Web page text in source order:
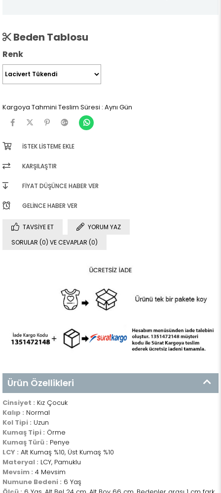
Beden Tablosu
Renk
Kargoya Tahmini Teslim Süresi : Aynı Gün
İSTEK LISTEME EKLE
KARŞILAŞTIR
FIYAT DÜŞÜNCE HABER VER
GELINCE HABER VER
TAVSIYE ET
YORUM YAZ
SORULAR (0) VE CEVAPLAR (0)
Ürün Özellikleri
Cinsiyet : Kız Çocuk
Kalıp : Normal
Kol Tipi : Uzun
Kumaş Tipi : Örme
Kumaş Türü : Penye
LCY : Alt Kumaş %10, Üst Kumaş %10
Materyal : LCY, Pamuklu
Mevsim : 4 Mevsim
Numune Bedeni : 6 Yaş